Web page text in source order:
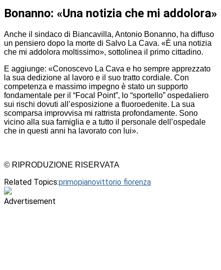
Bonanno: «Una notizia che mi addolora»
Anche il sindaco di Biancavilla, Antonio Bonanno, ha diffuso
un pensiero dopo la morte di Salvo La Cava. «È una notizia
che mi addolora moltissimo», sottolinea il primo cittadino.
E aggiunge: «Conoscevo La Cava e ho sempre apprezzato
la sua dedizione al lavoro e il suo tratto cordiale. Con
competenza e massimo impegno è stato un supporto
fondamentale per il “Focal Point”, lo “sportello” ospedaliero
sui rischi dovuti all’esposizione a fluoroedenite. La sua
scomparsa improvvisa mi rattrista profondamente. Sono
vicino alla sua famiglia e a tutto il personale dell’ospedale
che in questi anni ha lavorato con lui».
© RIPRODUZIONE RISERVATA
Related Topics:primopianovittorio fiorenza
Advertisement